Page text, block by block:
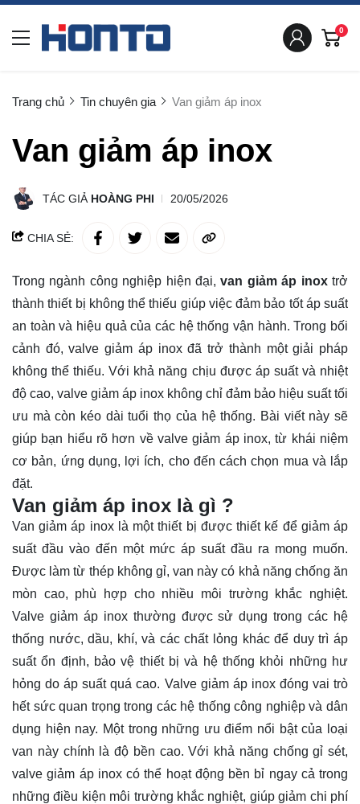
0
Trang chủ Tin chuyên gia Van giảm áp inox
Van giảm áp inox
TÁC GIẢ HOÀNG PHI 20/05/2026
CHIA SẺ:
Trong ngành công nghiệp hiện đại,van giảm áp inoxtrở
thành thiết bị không thể thiếu giúp việc đảm bảo tốt áp suất
an toàn và hiệu quả của các hệ thống vận hành. Trong bối
cảnh đó, valve giảm áp inox đã trở thành một giải pháp
không thể thiếu. Với khả năng chịu được áp suất và nhiệt
độ cao, valve giảm áp inox không chỉ đảm bảo hiệu suất tối
ưu mà còn kéo dài tuổi thọ của hệ thống. Bài viết này sẽ
giúp bạn hiểu rõ hơn về valve giảm áp inox, từ khái niệm
cơ bản, ứng dụng, lợi ích, cho đến cách chọn mua và lắp
đặt.
Van giảm áp inox là gì ?
Van giảm áp inox là một thiết bị được thiết kế để giảm áp
suất đầu vào đến một mức áp suất đầu ra mong muốn.
Được làm từ thép không gỉ, van này có khả năng chống ăn
mòn cao, phù hợp cho nhiều môi trường khắc nghiệt.
Valve giảm áp inox thường được sử dụng trong các hệ
thống nước, dầu, khí, và các chất lỏng khác để duy trì áp
suất ổn định, bảo vệ thiết bị và hệ thống khỏi những hư
hỏng do áp suất quá cao. Valve giảm áp inox đóng vai trò
hết sức quan trọng trong các hệ thống công nghiệp và dân
dụng hiện nay. Một trong những ưu điểm nổi bật của loại
van này chính là độ bền cao. Với khả năng chống gỉ sét,
valve giảm áp inox có thể hoạt động bền bỉ ngay cả trong
những điều kiện môi trường khắc nghiệt, giúp giảm chi phí